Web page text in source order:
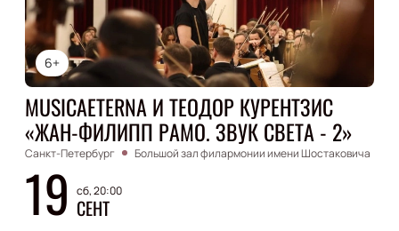
6+
MUSICAETERNA И ТЕОДОР КУРЕНТЗИС
«ЖАН-ФИЛИПП РАМО. ЗВУК СВЕТА - 2»
Санкт-Петербург Большой зал филармонии имени Шостаковича
19 сб, 20:00
СЕНТ